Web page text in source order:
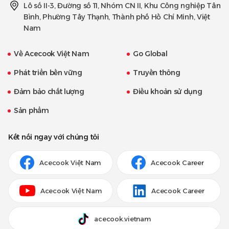
Lô số II-3, Đường số 11, Nhóm CN II, Khu Công nghiệp Tân
Bình, Phường Tây Thạnh, Thành phố Hồ Chí Minh, Việt
Nam
Về Acecook Việt Nam Go Global
Phát triển bền vững Truyền thông
Đảm bảo chất lượng Điều khoản sử dụng
Sản phẩm
Kết nối ngay với chúng tôi
Acecook Việt Nam Acecook Career
Acecook Việt Nam Acecook Career
acecook.vietnam